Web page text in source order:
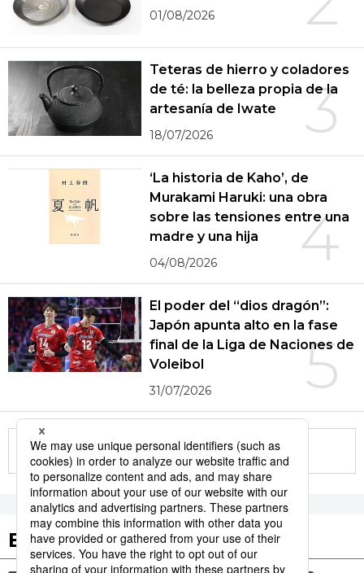
01/08/2026
3
Teteras de hierro y coladores
de té: la belleza propia de la
artesanía de Iwate
18/07/2026
4
‘La historia de Kaho’, de
Murakami Haruki: una obra
sobre las tensiones entre una
madre y una hija
04/08/2026
5
El poder del “dios dragón”:
Japón apunta alto en la fase
final de la Liga de Naciones de
Voleibol
31/07/2026
More in this series
Etiquetas destacadas